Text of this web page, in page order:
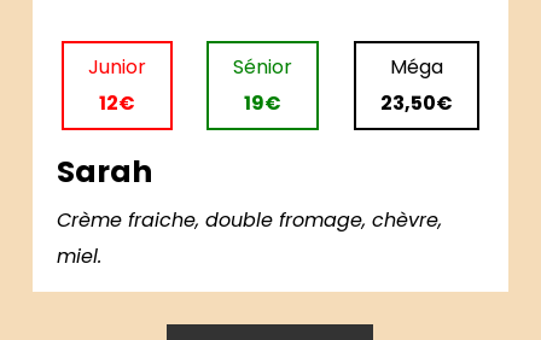
Junior
12€
Sénior
19€
Méga
23,50€
Sarah
Crème fraiche, double fromage, chèvre,
miel.